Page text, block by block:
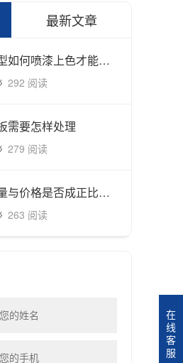
最新文章
怎样给建筑沙盘模型如何喷漆上色才能效果更好？
292 阅读
需要怎样处理
279 阅读
建筑沙盘模型的质量与价格是否成正比呢？
263 阅读
在
线
客
服